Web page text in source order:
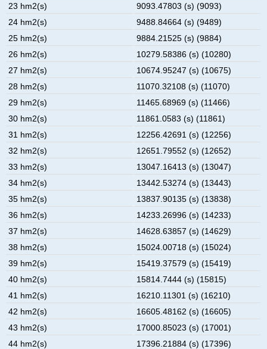
23 hm2(s)
9093.47803 (s) (9093)
24 hm2(s)
9488.84664 (s) (9489)
25 hm2(s)
9884.21525 (s) (9884)
26 hm2(s)
10279.58386 (s) (10280)
27 hm2(s)
10674.95247 (s) (10675)
28 hm2(s)
11070.32108 (s) (11070)
29 hm2(s)
11465.68969 (s) (11466)
30 hm2(s)
11861.0583 (s) (11861)
31 hm2(s)
12256.42691 (s) (12256)
32 hm2(s)
12651.79552 (s) (12652)
33 hm2(s)
13047.16413 (s) (13047)
34 hm2(s)
13442.53274 (s) (13443)
35 hm2(s)
13837.90135 (s) (13838)
36 hm2(s)
14233.26996 (s) (14233)
37 hm2(s)
14628.63857 (s) (14629)
38 hm2(s)
15024.00718 (s) (15024)
39 hm2(s)
15419.37579 (s) (15419)
40 hm2(s)
15814.7444 (s) (15815)
41 hm2(s)
16210.11301 (s) (16210)
42 hm2(s)
16605.48162 (s) (16605)
43 hm2(s)
17000.85023 (s) (17001)
44 hm2(s)
17396.21884 (s) (17396)